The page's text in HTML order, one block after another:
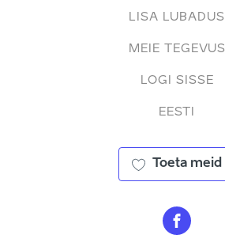
LISA LUBADUS
MEIE TEGEVUS
LOGI SISSE
EESTI
Toeta meid